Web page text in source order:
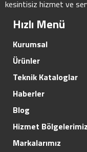
kesintisiz hizmet ve
Hızlı Menü
Kurumsal
Ürünler
Teknik Kataloglar
Haberler
Blog
Hizmet Bölgelerimiz
Markalarımız